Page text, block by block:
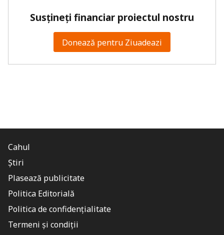
Susțineți financiar proiectul nostru
Donează pentru Ziuadeazi
Cahul
Știri
Plasează publicitate
Politica Editorială
Politica de confidențialitate
Termeni și condiții